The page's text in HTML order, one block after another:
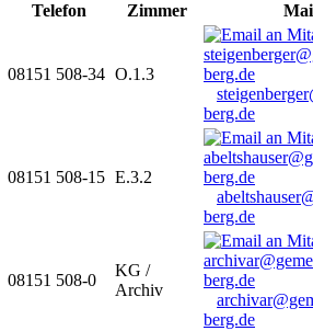
Telefon Zimmer
08151 508-34 O.1.3
berg.de
08151 508-15 E.3.2
berg.de
08151 508-0
KG /
Archiv
berg.de